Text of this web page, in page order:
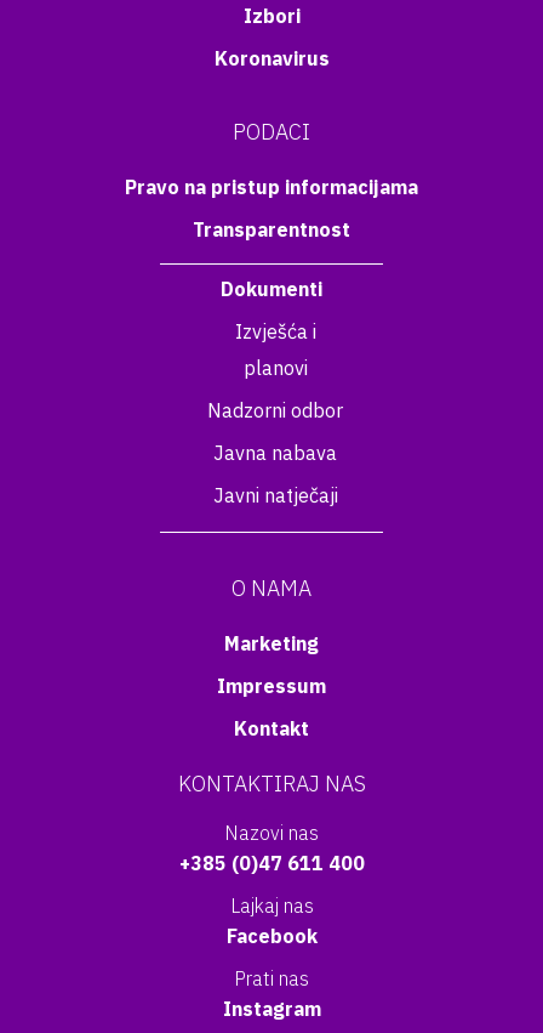
Izbori
Koronavirus
PODACI
Pravo na pristup informacijama
Transparentnost
Dokumenti
Izvješća i
planovi
Nadzorni odbor
Javna nabava
Javni natječaji
O NAMA
Marketing
Impressum
Kontakt
KONTAKTIRAJ NAS
Nazovi nas
+385 (0)47 611 400
Lajkaj nas
Facebook
Prati nas
Instagram